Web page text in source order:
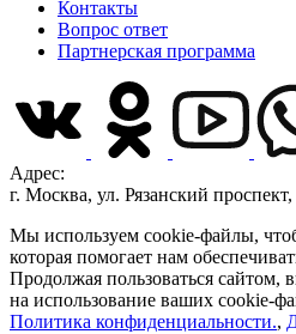
Контакты
Вопрос ответ
Партнерская программа
Адрес:
г. Москва, ул. Рязанский
Мы используем cookie-файлы,
которая помогает нам
Продолжая пользоваться сайтом,
на использование ваших cookie-
Политика конфиденциальности.,